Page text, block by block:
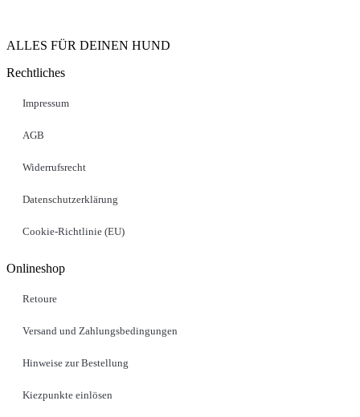
ALLES FÜR DEINEN HUND
Rechtliches
Impressum
AGB
Widerrufsrecht
Datenschutzerklärung
Cookie-Richtlinie (EU)
Onlineshop
Retoure
Versand und Zahlungsbedingungen
Hinweise zur Bestellung
Kiezpunkte einlösen